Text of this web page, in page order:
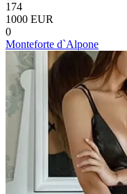
174
1000 EUR
0
Monteforte d`Alpone